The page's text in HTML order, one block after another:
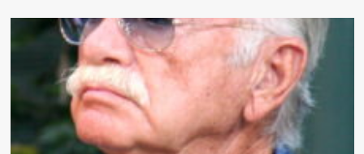
Sanremo
2023:
Das
Finale